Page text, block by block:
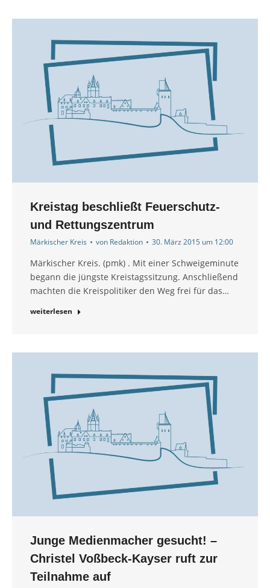
Kreistag beschließt Feuerschutz-
und Rettungszentrum
Märkischer Kreis von Redaktion 30. März 2015 um 12:00
Märkischer Kreis. (pmk) . Mit einer Schweigeminute
begann die jüngste Kreistagssitzung. Anschließend
machten die Kreispolitiker den Weg frei für das…
weiterlesen
Junge Medienmacher gesucht! –
Christel Voßbeck-Kayser ruft zur
Teilnahme auf